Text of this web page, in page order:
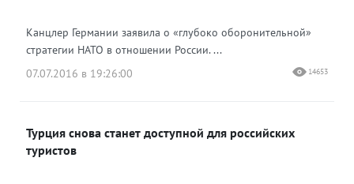
Канцлер Германии заявила о «глубоко оборонительной»
стратегии НАТО в отношении России. ...
07.07.2016 в 19:26:00
14653
Турция снова станет доступной для российских
туристов